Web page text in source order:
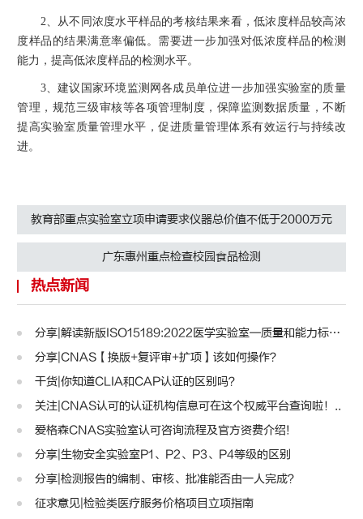
2、从不同浓度水平样品的考核结果来看，低浓度样品较高浓
度样品的结果满意率偏低。需要进一步加强对低浓度样品的检测
能力，提高低浓度样品的检测水平。
3、建议国家环境监测网各成员单位进一步加强实验室的质量
管理，规范三级审核等各项管理制度，保障监测数据质量，不断
提高实验室质量管理水平，促进质量管理体系有效运行与持续改
进。
教育部重点实验室立项申请要求仪器总价值不低于2000万元
广东惠州重点检查校园食品检测
热点新闻
分享|解读新版ISO15189:2022医学实验室—质量和能力标准..
分享|CNAS【换版+复评审+扩项】该如何操作？
干货|你知道CLIA和CAP认证的区别吗？
关注|CNAS认可的认证机构信息可在这个权威平台查询啦！..
爱格森CNAS实验室认可咨询流程及官方资费介绍!
分享|生物安全实验室P1、P2、P3、P4等级的区别
分享|检测报告的编制、审核、批准能否由一人完成？
征求意见|检验类医疗服务价格项目立项指南